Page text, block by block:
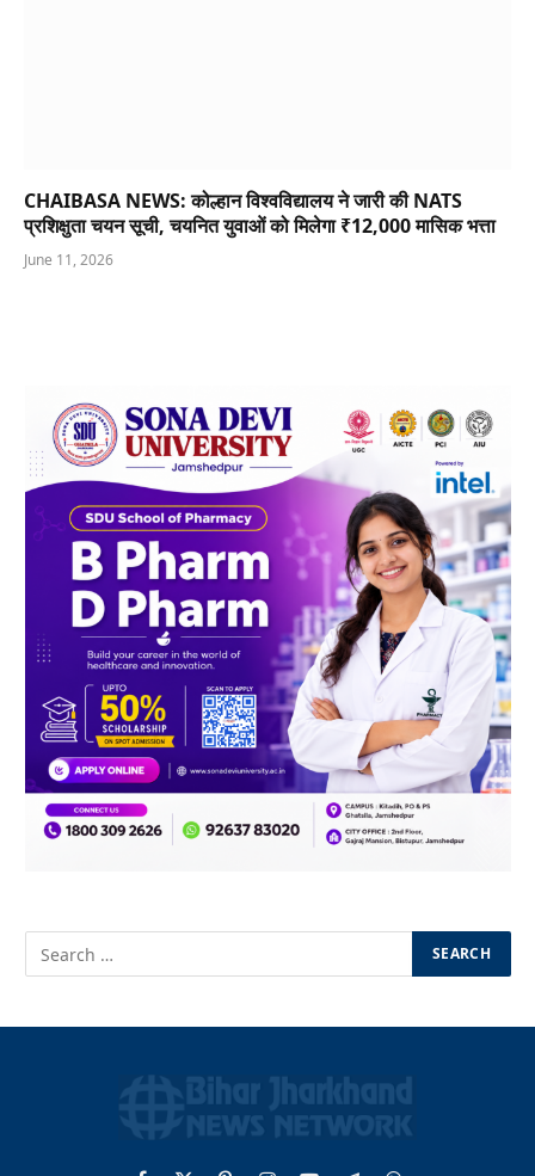
CHAIBASA NEWS: कोल्हान विश्वविद्यालय ने जारी की NATS
प्रशिक्षुता चयन सूची, चयनित युवाओं को मिलेगा ₹12,000 मासिक भत्ता
June 11, 2026